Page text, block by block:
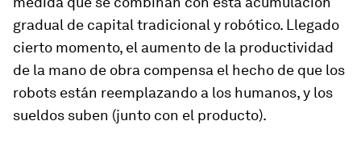
gradual de capital tradicional y robótico. Llegado
cierto momento, el aumento de la productividad
de la mano de obra compensa el hecho de que los
robots están reemplazando a los humanos, y los
sueldos suben (junto con el producto).